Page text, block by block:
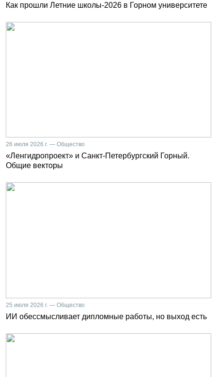
Как прошли Летние школы-2026 в Горном университете
26 июля 2026 г. — Общество
«Ленгидропроект» и Санкт-Петербургский Горный.
Общие векторы
25 июля 2026 г. — Общество
ИИ обессмысливает дипломные работы, но выход есть